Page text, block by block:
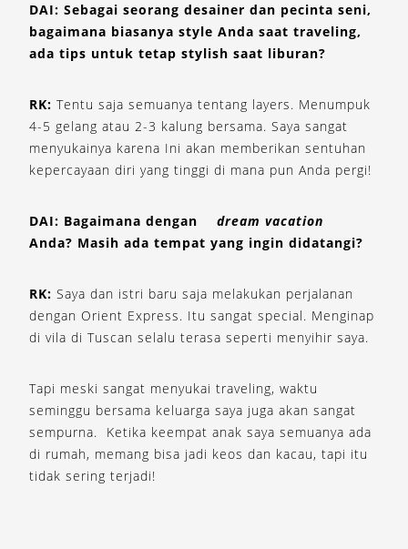
DAI: Sebagai seorang desainer dan pecinta seni,
bagaimana biasanya style Anda saat traveling,
ada tips untuk tetap stylish saat liburan?
RK: Tentu saja semuanya tentang layers. Menumpuk
4-5 gelang atau 2-3 kalung bersama. Saya sangat
menyukainya karena Ini akan memberikan sentuhan
kepercayaan diri yang tinggi di mana pun Anda pergi!
DAI: Bagaimana dengan
dream vacation
Anda? Masih ada tempat yang ingin didatangi?
RK: Saya dan istri baru saja melakukan perjalanan
dengan Orient Express. Itu sangat special. Menginap
di vila di Tuscan selalu terasa seperti menyihir saya.
Tapi meski sangat menyukai traveling, waktu
seminggu bersama keluarga saya juga akan sangat
sempurna. Ketika keempat anak saya semuanya ada
di rumah, memang bisa jadi keos dan kacau, tapi itu
tidak sering terjadi!